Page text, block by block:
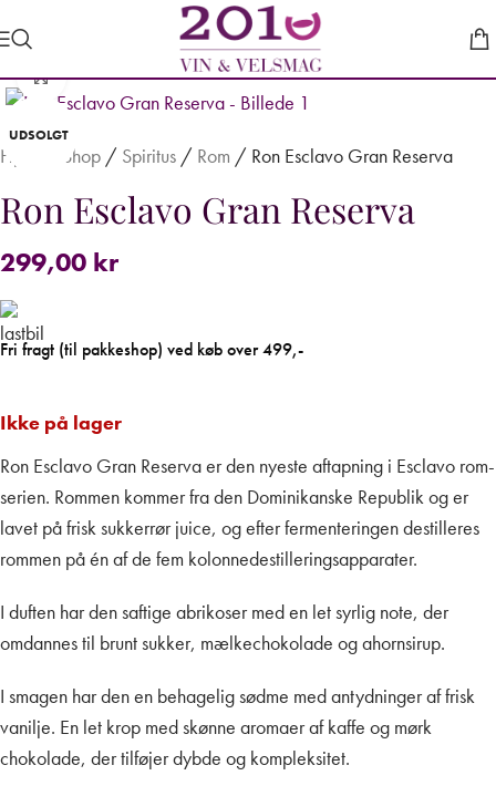
UDSOLGT
Forstør
Hjem Shop / Spiritus / Rom / Ron Esclavo Gran Reserva
Ron Esclavo Gran Reserva
299,00 kr
Fri fragt (til pakkeshop) ved køb over 499,-
Ikke på lager
Ron Esclavo Gran Reserva er den nyeste aftapning i Esclavo rom-
serien. Rommen kommer fra den Dominikanske Republik og er
lavet på frisk sukkerrør juice, og efter fermenteringen destilleres
rommen på én af de fem kolonnedestilleringsapparater.
I duften har den saftige abrikoser med en let syrlig note, der
omdannes til brunt sukker, mælkechokolade og ahornsirup.
I smagen har den en behagelig sødme med antydninger af frisk
vanilje. En let krop med skønne aromaer af kaffe og mørk
chokolade, der tilføjer dybde og kompleksitet.